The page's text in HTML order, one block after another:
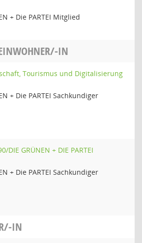
+ Die PARTEI Mitglied
IN
Tourismus und Digitalisierung
+ Die PARTEI Sachkundiger
DIE GRÜNEN + DIE PARTEI
+ Die PARTEI Sachkundiger
IN